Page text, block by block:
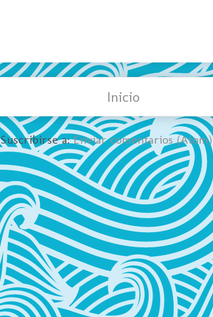
Inicio
Suscribirse a:Enviar comentarios (Atom)